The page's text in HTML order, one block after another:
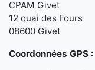
CPAM Givet
12 quai des Fours
08600 Givet
Coordonnées GPS :